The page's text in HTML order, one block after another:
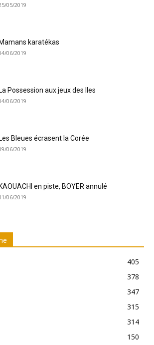
05/2019
Mamans karatékas
06/2019
La Possession aux jeux des Iles
06/2019
Les Bleues écrasent la Corée
06/2019
KAOUACHI en piste, BOYER annulé
06/2019
405
378
347
315
314
150